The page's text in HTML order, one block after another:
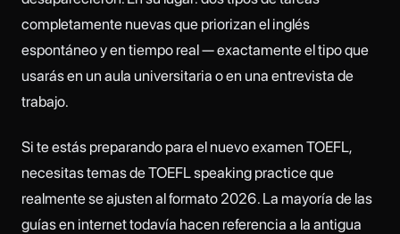
completamente nuevas que priorizan el inglés
espontáneo y en tiempo real — exactamente el tipo que
usarás en un aula universitaria o en una entrevista de
trabajo.
Si te estás preparando para el nuevo examen TOEFL,
necesitas temas de TOEFL speaking practice que
realmente se ajusten al formato 2026. La mayoría de las
guías en internet todavía hacen referencia a la antigua